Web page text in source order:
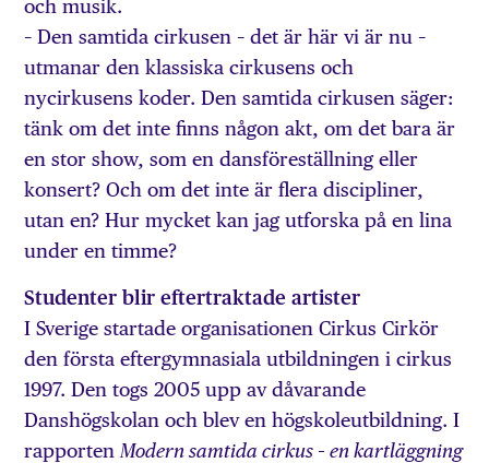
och musik.
– Den samtida cirkusen – det är här vi är nu –
utmanar den klassiska cirkusens och
nycirkusens koder. Den samtida cirkusen säger:
tänk om det inte finns någon akt, om det bara är
en stor show, som en dansföreställning eller
konsert? Och om det inte är flera discipliner,
utan en? Hur mycket kan jag utforska på en lina
under en timme?
Studenter blir eftertraktade artister
I Sverige startade organisationen Cirkus Cirkör
den första eftergymnasiala utbildningen i cirkus
1997. Den togs 2005 upp av dåvarande
Danshögskolan och blev en högskoleutbildning. I
rapporten Modern samtida cirkus – en kartläggning